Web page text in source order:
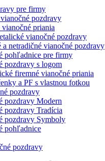
pre firmy
pozdravy
priania
vianočné pozdravy
a netradičné vianočné pozdravy
pohľadnice pre firmy
pozdravy s logom
firemné vianočné priania
a PF s vlastnou fotkou
pozdravy
pozdravy Modern
pozdravy Tradícia
pozdravy Symboly
pohľadnice
pozdravy